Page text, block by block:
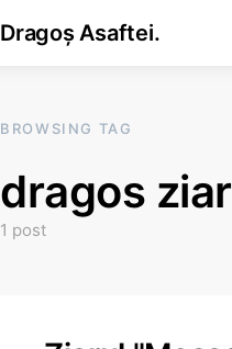
Dragoș Asaftei.
BROWSING TAG
dragos ziar
1 post